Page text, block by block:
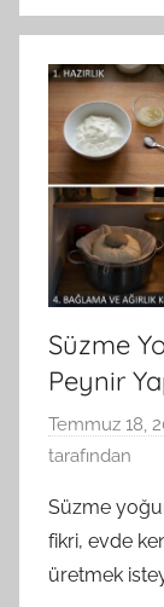
Süzme
Peynir
Temmuz 18,
tarafından
Süzme
fikri, evde
üretmek